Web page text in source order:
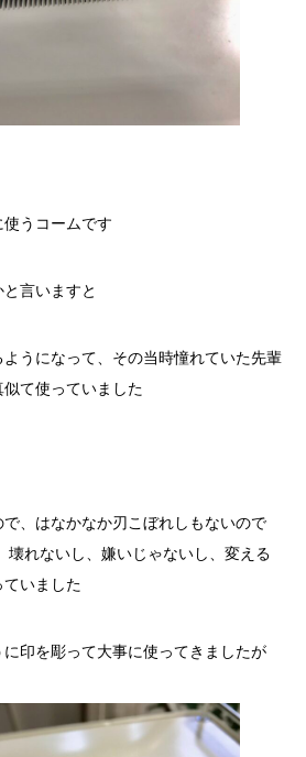
うコームです
言いますと
うになって、その当時憧れていた先輩
て使っていました
、はなかなか刃こぼれしもないので
壊れないし、嫌いじゃないし、変える
いました
印を彫って大事に使ってきましたが